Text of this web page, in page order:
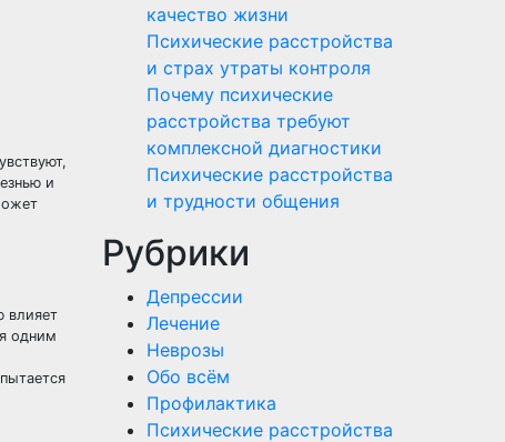
и
влияет
одним
качество жизни
Психические расстройства
и страх утраты контроля
Почему психические
расстройства требуют
комплексной диагностики
Психические расстройства
и трудности общения
Рубрики
Депрессии
Лечение
Неврозы
Обо всём
Профилактика
Психические расстройства